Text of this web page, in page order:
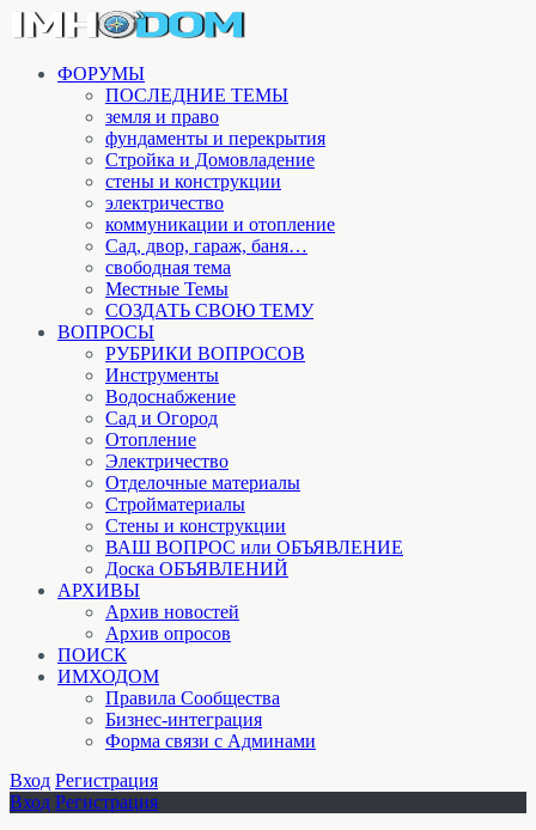
ФОРУМЫ
ПОСЛЕДНИЕ ТЕМЫ
земля и право
фундаменты и перекрытия
Стройка и Домовладение
стены и конструкции
электричество
коммуникации и отопление
Cад, двор, гараж, баня…
свободная тема
Местные Темы
СОЗДАТЬ СВОЮ ТЕМУ
ВОПРОСЫ
РУБРИКИ ВОПРОСОВ
Инструменты
Водоснабжение
Сад и Огород
Отопление
Электричество
Отделочные материалы
Стройматериалы
Стены и конструкции
ВАШ ВОПРОС или ОБЪЯВЛЕНИЕ
Доска ОБЪЯВЛЕНИЙ
АРХИВЫ
Архив новостей
Архив опросов
ПОИСК
ИМХОДОМ
Правила Сообщества
Бизнес-интеграция
Форма связи с Админами
Вход Регистрация
Вход Регистрация